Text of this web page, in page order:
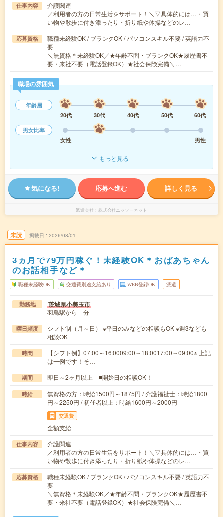
仕事内容
介護関連
／利用者の方の日常生活をサポート！＼▽具体的には…・買
い物や散歩に付き添ったり・折り紙や体操などのレ…
応募資格
職種未経験OK / ブランクOK / パソコンスキル不要 / 英語力不
要
＼無資格＊未経験OK／★年齢不問・ブランクOK★履歴書不
要・来社不要（電話登録OK）★社会保険完備＼…
職場の雰囲気
年齢層
20代
30代 40代 50代
60代
男女比率
女性
男性
もっと見る
気になる! 応募へ進む 詳しく見る
派遣会社 株式会社ニッソーネット
未読 掲載日 2026/08/01
3ヵ月で79万円稼ぐ！未経験OK＊おばあちゃん
のお話相手など＊
職種未経験OK 交通費別途支給あり WEB登録OK 派遣
勤務地 茨城県小美玉市
羽鳥駅から---分
曜日頻度
シフト制（月～日） ※平日のみなどの相談もOK ※週3なども
相談OK
時間
【シフト例】07:00～16:0009:00～18:0017:00～09:00※ 上記
は一例です！そ…
期間 即日～2ヶ月以上 ■開始日の相談OK！
時給
無資格の方：時給1500円～1875円 / 介護福祉士：時給1800
円～2250円 / 初任者以上：時給1600円～2000円
交通費
全額支給
仕事内容
介護関連
／利用者の方の日常生活をサポート！＼▽具体的には…・買
い物や散歩に付き添ったり・折り紙や体操などのレ…
応募資格
職種未経験OK / ブランクOK / パソコンスキル不要 / 英語力不
要
＼無資格＊未経験OK／★年齢不問・ブランクOK★履歴書不
要・来社不要（電話登録OK）★社会保険完備＼…